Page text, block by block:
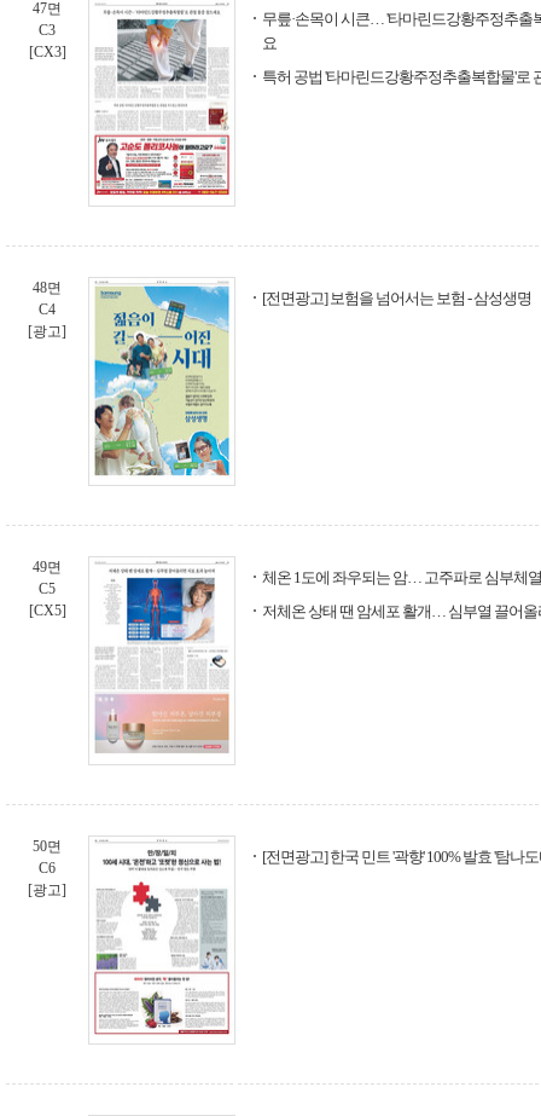
47면
C3
[CX3]
무릎·손목이 시큰… '타마린드강황주정추출
요
특허 공법 '타마린드강황주정추출복합물'로
48면
C4
[광고]
[전면광고] 보험을 넘어서는 보험 - 삼성생명
49면
C5
[CX5]
체온 1도에 좌우되는 암… 고주파로 심부체
저체온 상태 땐 암세포 활개… 심부열 끌어
50면
C6
[광고]
[전면광고] 한국 민트 '곽향' 100% 발효 '탐나